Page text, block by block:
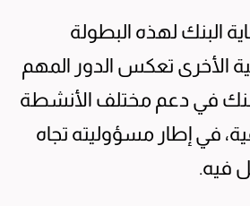
البنك لهذه البطولة
الأخرى تعكس الدور المهم
في دعم مختلف الأنشطة
في إطار مسؤوليته تجاه
فيه.